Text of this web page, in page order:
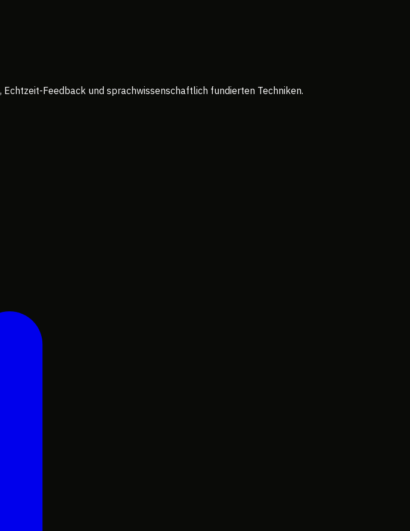
Feedback und sprachwissenschaftlich fundierten Techniken.